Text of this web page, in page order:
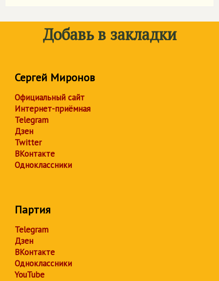
Добавь в закладки
Сергей Миронов
Официальный сайт
Интернет-приёмная
Telegram
Дзен
Twitter
ВКонтакте
Одноклассники
Партия
Telegram
Дзен
ВКонтакте
Одноклассники
YouTube